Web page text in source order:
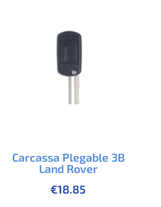
Carcassa Plegable 3B
Land Rover
€18.85